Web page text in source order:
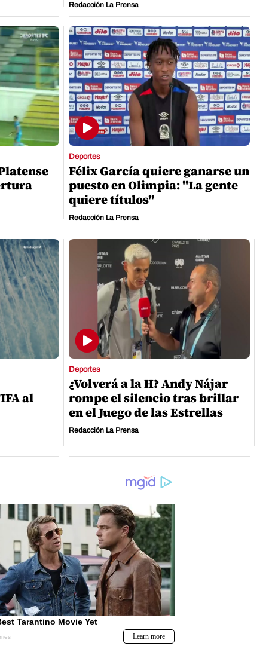
Redacción La Prensa
Deportes
Félix García quiere ganarse un
puesto en Olimpia: "La gente
quiere títulos"
Redacción La Prensa
al
Deportes
¿Volverá a la H? Andy Nájar
rompe el silencio tras brillar
en el Juego de las Estrellas
Redacción La Prensa